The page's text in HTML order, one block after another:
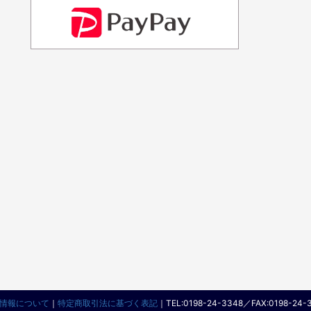
報について ｜ 特定商取引法に基づく表記｜ TEL:0198-24-3348／FAX:0198-24-